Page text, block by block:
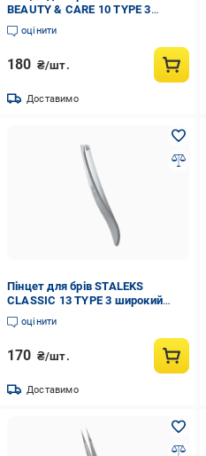
BEAUTY & CARE 10 TYPE 3
широкий скошений (TBC-10/3)
оцінити
180 ₴/шт.
Доставимо
Пінцет для брів STALEKS
CLASSIC 13 TYPE 3 широкий
скошений (TC-13/3)
оцінити
170 ₴/шт.
Доставимо